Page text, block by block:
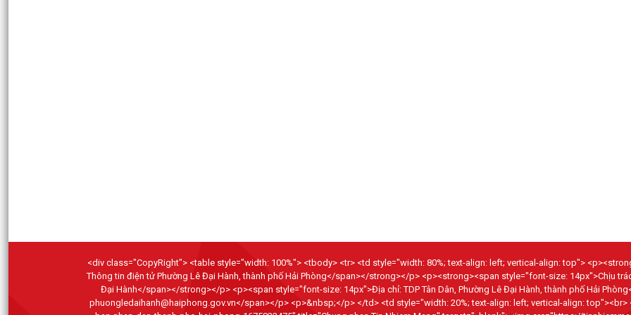
<div class="CopyRight"> <table style="width: 100%"> <tbody> <tr> <td style="width: 80%; text-align: left; vertical-align: top">
Thông tin điện tử Phường Lê Đại Hành, thành phố Hải Phòng</span></strong></p> <p><strong><span style="font-size: 14px">Chịu
Đại Hành</span></strong></p> <p><span style="font-size: 14px">Địa chỉ: TDP Tân Dân, Phường Lê Đại Hành, thành phố Hải
phuongledaihanh@haiphong.gov.vn</span></p> <p>&nbsp;</p> </td> <td style="width: 20%; text-align: left; vertical-align: